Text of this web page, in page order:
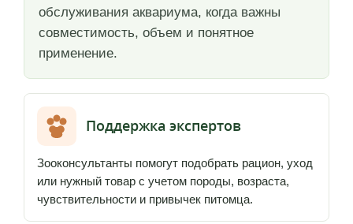
обслуживания аквариума, когда важны
совместимость, объем и понятное
применение.
Поддержка экспертов
Зооконсультанты помогут подобрать рацион, уход
или нужный товар с учетом породы, возраста,
чувствительности и привычек питомца.